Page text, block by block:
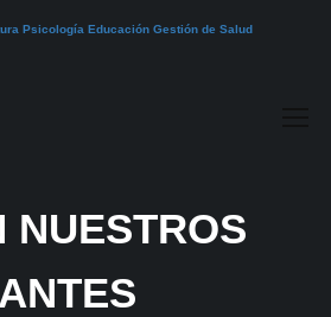
Psicología Educación Gestión de Salud
NUESTROS